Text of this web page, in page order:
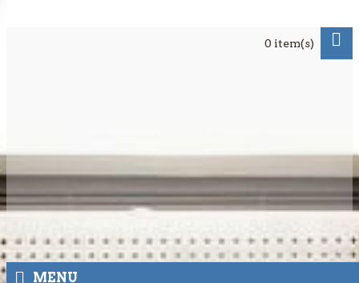
0 item(s)
MENU